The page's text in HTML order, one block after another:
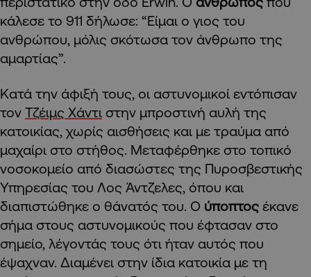
κάλεσε το 911 δήλωσε: “Είμαι ο γιος του
ανθρώπου, μόλις σκότωσα τον άνθρωπο της
αμαρτίας”.
Κατά την άφιξή τους, οι αστυνομικοί εντόπισαν
τον Τζέιμς Χάντι στην μπροστινή αυλή της
κατοικίας, χωρίς αισθήσεις και με τραύμα από
μαχαίρι στο στήθος. Μεταφέρθηκε στο τοπικό
νοσοκομείο από διασώστες της Πυροσβεστικής
Υπηρεσίας του Λος Άντζελες, όπου και
διαπιστώθηκε ο θάνατός του. Ο ύποπτος έκανε
σήμα στους αστυνομικούς που έφτασαν στο
σημείο, λέγοντάς τους ότι ήταν αυτός που
έψαχναν. Διαμένει στην ίδια κατοικία με τη